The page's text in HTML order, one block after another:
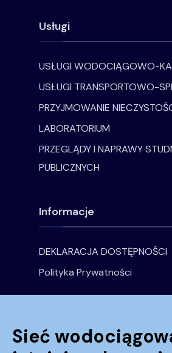
Usługi
USŁUGI WODOCIĄGOWO-
USŁUGI TRANSPORTOWO-
PRZYJMOWANIE
LABORATORIUM
PRZEGLĄDY I NAPRAWY
PUBLICZNYCH
Informacje
DEKLARACJA DOSTĘPNOŚCI
Polityka Prywatności
Sieć